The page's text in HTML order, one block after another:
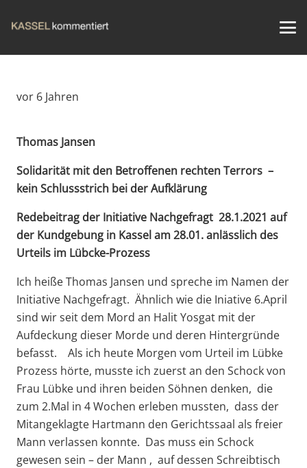
vor 6 Jahren
Thomas Jansen
Solidarität mit den Betroffenen rechten Terrors –
kein Schlussstrich bei der Aufklärung
Redebeitrag der Initiative Nachgefragt 28.1.2021 auf
der Kundgebung in Kassel am 28.01. anlässlich des
Urteils im Lübcke-Prozess
Ich heiße Thomas Jansen und spreche im Namen der
Initiative Nachgefragt. Ähnlich wie die Iniative 6.April
sind wir seit dem Mord an Halit Yosgat mit der
Aufdeckung dieser Morde und deren Hintergründe
befasst. Als ich heute Morgen vom Urteil im Lübke
Prozess hörte, musste ich zuerst an den Schock von
Frau Lübke und ihren beiden Söhnen denken, die
zum 2.Mal in 4 Wochen erleben mussten, dass der
Mitangeklagte Hartmann den Gerichtssaal als freier
Mann verlassen konnte. Das muss ein Schock
gewesen sein – der Mann , auf dessen Schreibtisch